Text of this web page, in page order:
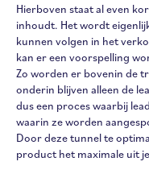
Hierboven staat al even
inhoudt. Het wordt
kunnen volgen in het
kan er een voorspelling
Zo worden er bovenin de
onderin blijven alleen de
dus een proces waarbij
waarin ze worden
Door deze tunnel te
product het maximale uit